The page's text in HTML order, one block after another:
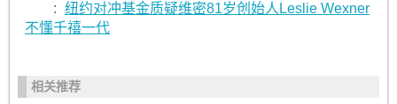
: 纽约对冲基金质疑维密81岁创始人Leslie Wexner
不懂千禧一代
相关推荐